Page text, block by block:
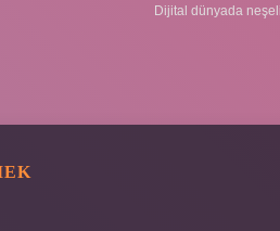
Dijital dünyada